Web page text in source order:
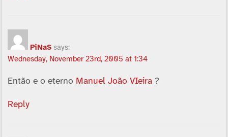
PiNaS says:
Wednesday, November 23rd, 2005 at 1:34
Então e o eterno Manuel João VIeira?
Reply